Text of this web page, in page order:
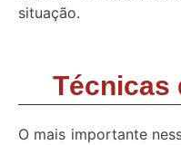
situação.
Técnicas
O mais importante